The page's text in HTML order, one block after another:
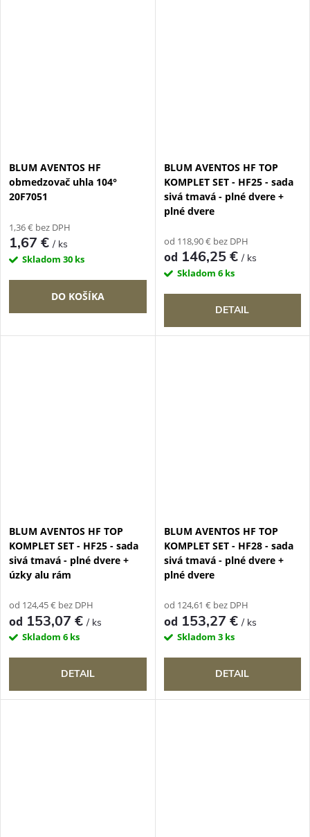
BLUM AVENTOS HF
obmedzovač uhla 104°
20F7051
1,36 € bez DPH
1,67 €/ ks
Skladom 30 ks
DO KOŠÍKA
BLUM AVENTOS HF TOP
KOMPLET SET - HF25 - sada
sivá tmavá - plné dvere +
plné dvere
od 118,90 € bez DPH
od 146,25 €/ ks
Skladom 6 ks
DETAIL
BLUM AVENTOS HF TOP
KOMPLET SET - HF25 - sada
sivá tmavá - plné dvere +
úzky alu rám
od 124,45 € bez DPH
od 153,07 €/ ks
Skladom 6 ks
DETAIL
BLUM AVENTOS HF TOP
KOMPLET SET - HF28 - sada
sivá tmavá - plné dvere +
plné dvere
od 124,61 € bez DPH
od 153,27 €/ ks
Skladom 3 ks
DETAIL